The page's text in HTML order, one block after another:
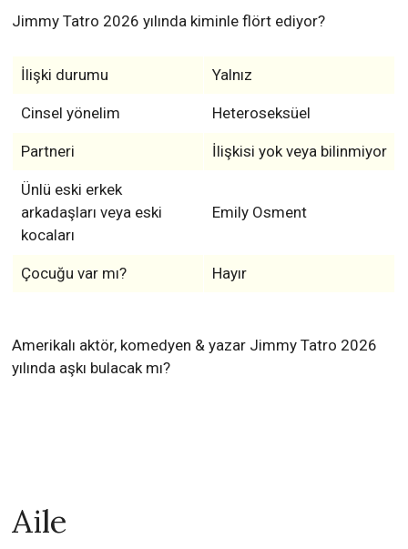
Jimmy Tatro 2026 yılında kiminle flört ediyor?
İlişki durumu Yalnız
Cinsel yönelim Heteroseksüel
Partneri İlişkisi yok veya bilinmiyor
Ünlü eski erkek
arkadaşları veya eski
kocaları
Emily Osment
Çocuğu var mı? Hayır
Amerikalı aktör, komedyen & yazar Jimmy Tatro 2026
yılında aşkı bulacak mı?
Aile